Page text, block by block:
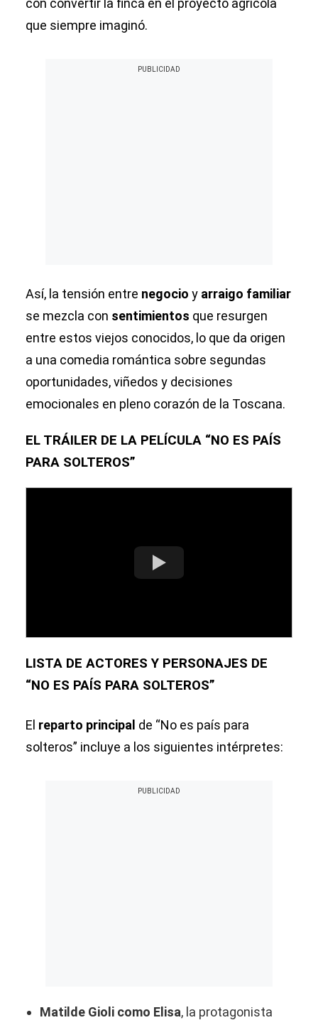
con convertir la finca en el proyecto agrícola
que siempre imaginó.
Así, la tensión entre negocio y arraigo familiar
se mezcla con sentimientos que resurgen
entre estos viejos conocidos, lo que da origen
a una comedia romántica sobre segundas
oportunidades, viñedos y decisiones
emocionales en pleno corazón de la Toscana.
EL TRÁILER DE LA PELÍCULA “NO ES PAÍS
PARA SOLTEROS”
LISTA DE ACTORES Y PERSONAJES DE
“NO ES PAÍS PARA SOLTEROS”
El reparto principal de “No es país para
solteros” incluye a los siguientes intérpretes:
Matilde Gioli como Elisa, la protagonista